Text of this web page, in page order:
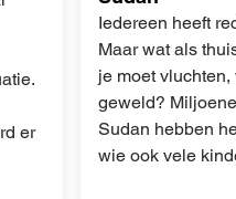
er
Iedereen heeft
Maar wat als
je moet
geweld?
Sudan hebben
wie ook vele